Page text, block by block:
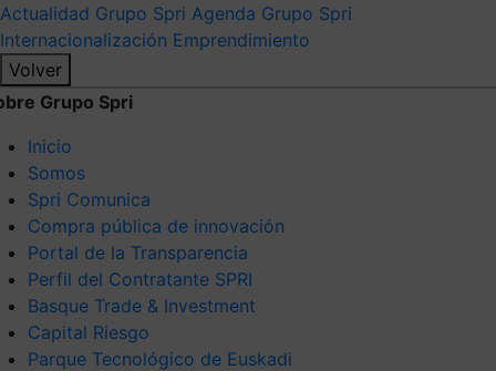
Actualidad Grupo Spri Agenda Grupo Spri
Internacionalización Emprendimiento
Volver
Grupo Spri
Inicio
Somos
Spri Comunica
Compra pública de innovación
Portal de la Transparencia
Perfil del Contratante SPRI
Basque Trade & Investment
Capital Riesgo
Parque Tecnológico de Euskadi